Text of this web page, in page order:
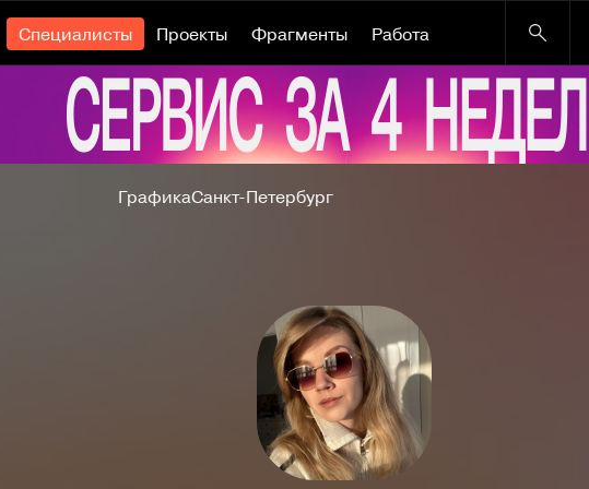
Специалисты Проекты Фрагменты Работа
ГрафикаСанкт-Петербург